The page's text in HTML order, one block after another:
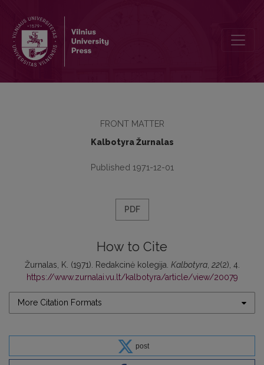
FRONT MATTER
Kalbotyra Žurnalas
Published 1971-12-01
PDF
How to Cite
Žurnalas, K. (1971). Redakcinė kolegija. Kalbotyra, 22(2), 4.
https://www.zurnalai.vu.lt/kalbotyra/article/view/20079
More Citation Formats
post